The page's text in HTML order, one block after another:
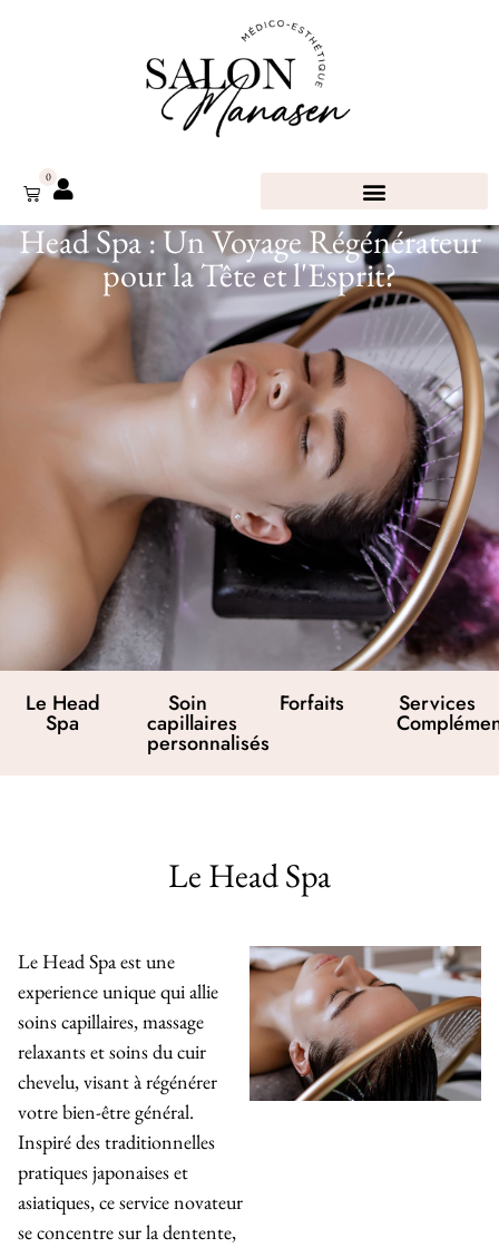
0
Head Spa : Un Voyage Régénérateur
pour la Tête et l'Esprit?
Le Head
Spa
Soin
capillaires
personnalisés
Forfaits Services
Le Head Spa
Le Head Spa est une
experience unique qui allie
soins capillaires, massage
relaxants et soins du cuir
chevelu, visant à régénérer
votre bien-être général.
Inspiré des traditionnelles
pratiques japonaises et
asiatiques, ce service novateur
se concentre sur la dentente,